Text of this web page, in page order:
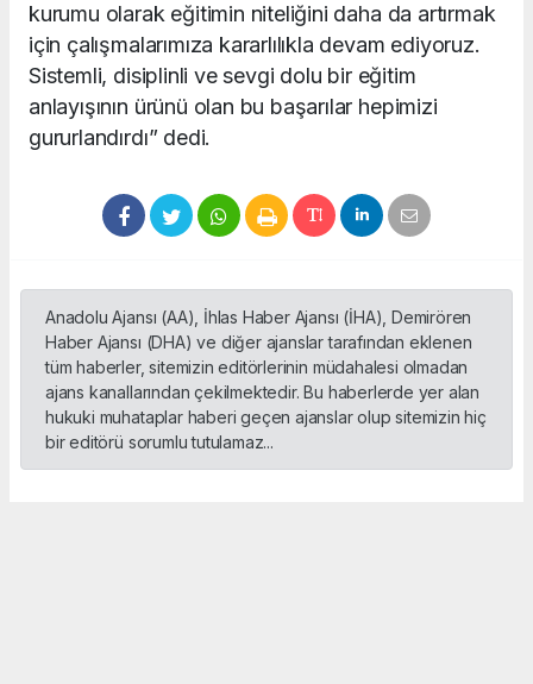
kurumu olarak eğitimin niteliğini daha da artırmak
için çalışmalarımıza kararlılıkla devam ediyoruz.
Sistemli, disiplinli ve sevgi dolu bir eğitim
anlayışının ürünü olan bu başarılar hepimizi
gururlandırdı” dedi.
Anadolu Ajansı (AA), İhlas Haber Ajansı (İHA), Demirören
Haber Ajansı (DHA) ve diğer ajanslar tarafından eklenen
tüm haberler, sitemizin editörlerinin müdahalesi olmadan
ajans kanallarından çekilmektedir. Bu haberlerde yer alan
hukuki muhataplar haberi geçen ajanslar olup sitemizin hiç
bir editörü sorumlu tutulamaz...